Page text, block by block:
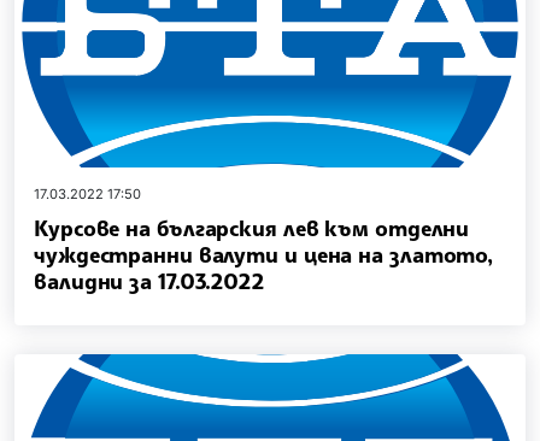
17.03.2022 17:50
Курсове на българския лев към отделни
чуждестранни валути и цена на златото,
валидни за 17.03.2022